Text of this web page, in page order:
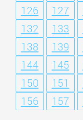
126
127
132
133
138
139
144
145
150
151
156
157